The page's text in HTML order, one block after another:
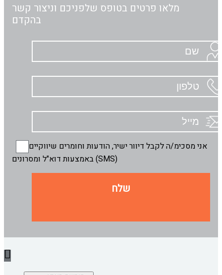
מלאו פרטים בטופס שלפניכם וניצור קשר
בהקדם
אני מסכימ/ה לקבל דיוור ישיר, הודעות וחומרים שיווקיים
באמצעות דוא"ל ומסרונים (SMS)
שלח